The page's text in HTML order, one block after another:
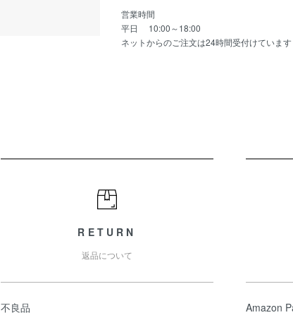
営業時間
平日 10:00～18:00
ネットからのご注文は24時間受付けています
RETURN
返品について
不良品
Amazon